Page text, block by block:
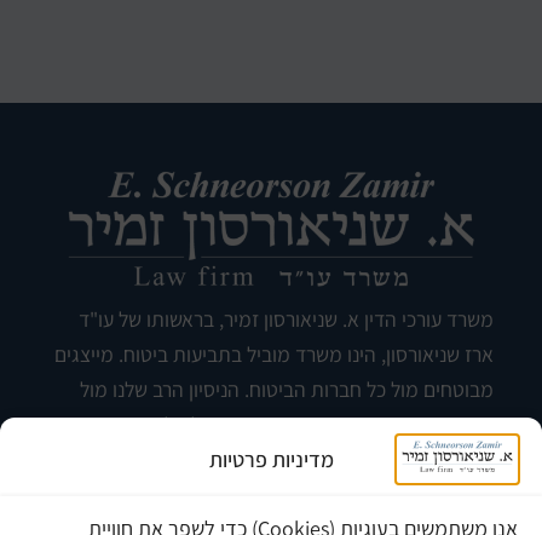
מדיניות פרטיות
אנו משתמשים בעוגיות (Cookies) כדי לשפר את חוויית
משרד עורכי הדין א. שניאורסון זמיר, בראשותו של עו"ד
ארז שניאורסון, הינו משרד מוביל בתביעות ביטוח. מייצגים
מבוטחים מול כל חברות הביטוח. הניסיון הרב שלנו מול
חברות ביטוח ובבתי המשפט, מאפשר לנו להשיג עבורכם
את מלוא הפיצוי המגיע לכם.